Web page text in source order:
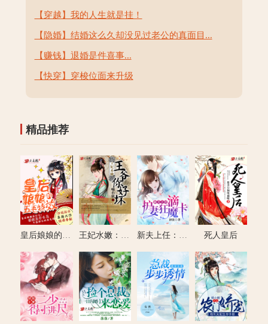
【穿越】我的人生就是挂！
【隐婚】结婚这么久却没见过老公的真面目...
【赚钱】退婚是件喜事...
【快穿】穿梭位面来升级
精品推荐
皇后娘娘的五毛特效 王妃水嫩：王爷你好坏 新夫上任：滴，护妻狂魔卡 死人皇后